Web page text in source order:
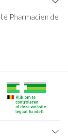
Pharmacien de